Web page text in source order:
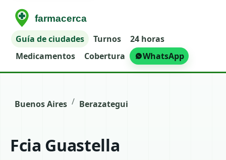
Guía de ciudades Turnos
24 horas
Medicamentos
Cobertura WhatsApp
Buenos Aires / Berazategui
Fcia Guastella